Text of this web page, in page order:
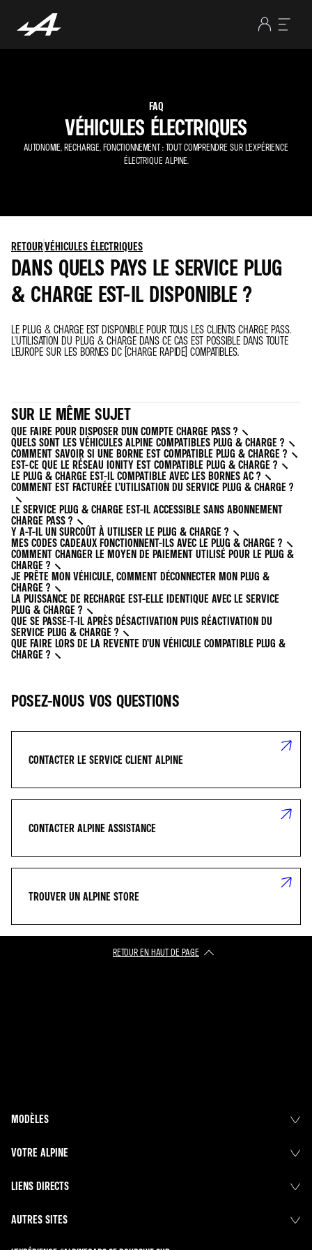
FAQ
VÉHICULES ÉLECTRIQUES
AUTONOMIE, RECHARGE, FONCTIONNEMENT : TOUT COMPRENDRE SUR L’EXPÉRIENCE
ÉLECTRIQUE ALPINE.
RETOURVÉHICULES ÉLECTRIQUES
DANS QUELS PAYS LE SERVICE PLUG
& CHARGE EST-IL DISPONIBLE ?
LE PLUG & CHARGE EST DISPONIBLE POUR TOUS LES CLIENTS CHARGE PASS.
L'UTILISATION DU PLUG & CHARGE DANS CE CAS EST POSSIBLE DANS TOUTE
L'EUROPE SUR LES BORNES DC (CHARGE RAPIDE) COMPATIBLES.
SUR LE MÊME SUJET
QUE FAIRE POUR DISPOSER D'UN COMPTE CHARGE PASS ?
QUELS SONT LES VÉHICULES ALPINE COMPATIBLES PLUG & CHARGE ?
COMMENT SAVOIR SI UNE BORNE EST COMPATIBLE PLUG & CHARGE ?
EST-CE QUE LE RÉSEAU IONITY EST COMPATIBLE PLUG & CHARGE ?
LE PLUG & CHARGE EST-IL COMPATIBLE AVEC LES BORNES AC ?
COMMENT EST FACTURÉE L’UTILISATION DU SERVICE PLUG & CHARGE ?
LE SERVICE PLUG & CHARGE EST-IL ACCESSIBLE SANS ABONNEMENT
CHARGE PASS ?
Y A-T-IL UN SURCOÛT À UTILISER LE PLUG & CHARGE ?
MES CODES CADEAUX FONCTIONNENT-ILS AVEC LE PLUG & CHARGE ?
COMMENT CHANGER LE MOYEN DE PAIEMENT UTILISÉ POUR LE PLUG &
CHARGE ?
JE PRÊTE MON VÉHICULE, COMMENT DÉCONNECTER MON PLUG &
CHARGE ?
LA PUISSANCE DE RECHARGE EST-ELLE IDENTIQUE AVEC LE SERVICE
PLUG & CHARGE ?
QUE SE PASSE-T-IL APRÈS DÉSACTIVATION PUIS RÉACTIVATION DU
SERVICE PLUG & CHARGE ?
QUE FAIRE LORS DE LA REVENTE D’UN VÉHICULE COMPATIBLE PLUG &
CHARGE ?
POSEZ-NOUS VOS QUESTIONS
CONTACTER LE SERVICE CLIENT ALPINE
CONTACTER ALPINE ASSISTANCE
TROUVER UN ALPINE STORE
RETOUR EN HAUT DE PAGE
MODÈLES
VOTRE ALPINE
LIENS DIRECTS
AUTRES SITES